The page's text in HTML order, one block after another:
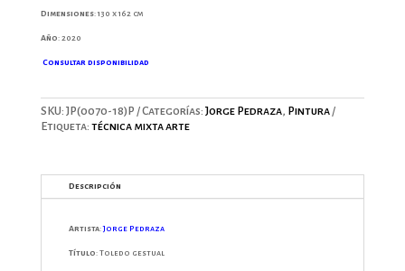
Dimensiones: 130 x 162 cm
Año: 2020
Consultar disponibilidad
SKU: JP(0070-18)P Categorías: Jorge Pedraza, Pintura
Etiqueta: técnica mixta arte
Descripción
Artista:Jorge Pedraza
Título: Toledo gestual